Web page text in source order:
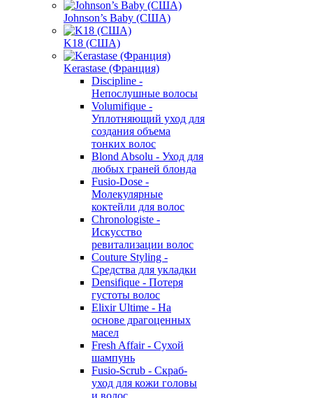
Johnson’s Baby (США)
K18 (США)
Kerastase (Франция)
Discipline -
Непослушные волосы
Volumifique -
Уплотняющий уход для
создания объема
тонких волос
Blond Absolu - Уход для
любых граней блонда
Fusio-Dose -
Молекулярные
коктейли для волос
Chronologiste -
Искусство
ревитализации волос
Couture Styling -
Средства для укладки
Densifique - Потеря
густоты волос
Elixir Ultime - На
основе драгоценных
масел
Fresh Affair - Сухой
шампунь
Fusio-Scrub - Скраб-
уход для кожи головы
и волос